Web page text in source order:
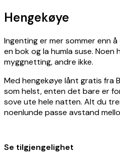
Hengekøye
Ingenting er mer sommer enn
en bok og la humla suse. Noen
myggnetting, andre ikke.
Med hengekøye lånt gratis fra
som helst, enten det bare er
sove ute hele natten. Alt du
noenlunde passe avstand
Se tilgjengelighet